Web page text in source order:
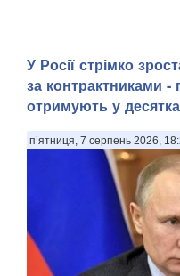
У Росії стрімко
за контрактниками -
отримують у
п’ятниця, 7 серпень 2026,